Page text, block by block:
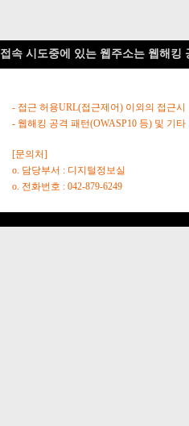
접속 시도중에 있는 웹주소는 웹해킹
- 접근 허용URL(접근제어) 이외의 접근시
- 웹해킹 공격 패턴(OWASP10 등) 및 기
[문의처]
o. 담당부서 : 디지털정보실
o. 전화번호 : 042-879-6249